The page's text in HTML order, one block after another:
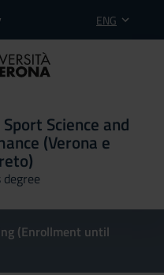
ENG
Science and
(Verona e
degree
(Enrollment until